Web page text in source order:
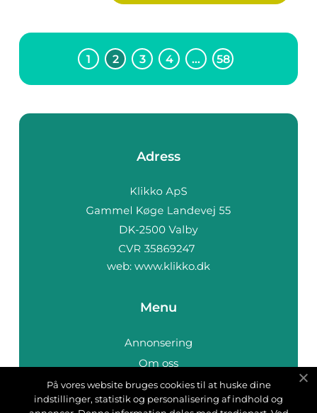
1 2 3 4 … 58
Adress
web: www.klikko.dk
Menu
Annonsering
Om oss
Cookies
Kontakta oss
På vores website bruges cookies til at huske dine
indstillinger, statistik og personalisering af indhold og